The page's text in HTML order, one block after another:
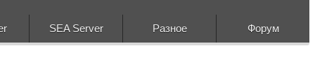
SEA Server Разное Форум